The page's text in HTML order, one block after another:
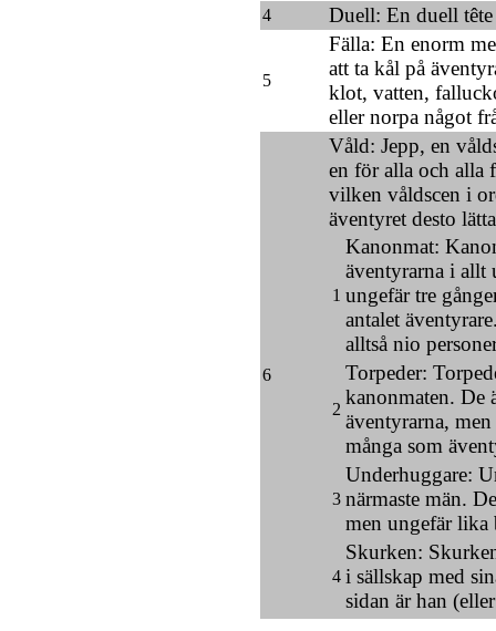
4 Duell: En duell tête
5
Fälla: En enorm
att ta kål på
klot, vatten,
eller norpa något
6
Våld: Jepp, en
en för alla och alla
vilken våldscen i
äventyret desto
1
Kanonmat:
äventyrarna i allt
ungefär tre
antalet
alltså nio
2
Torpeder:
kanonmaten. De
äventyrarna,
många som
3
Underhuggare:
närmaste män.
men ungefär lika
4
Skurken:
i sällskap med
sidan är han